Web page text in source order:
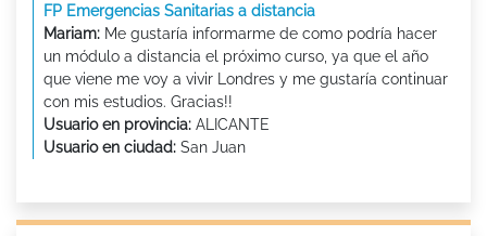
FP Emergencias Sanitarias a distancia
Mariam: Me gustaría informarme de como podría hacer
un módulo a distancia el próximo curso, ya que el año
que viene me voy a vivir Londres y me gustaría continuar
con mis estudios. Gracias!!
Usuario en provincia: ALICANTE
Usuario en ciudad: San Juan